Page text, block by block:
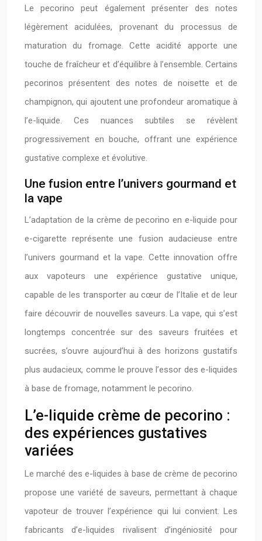
Le pecorino peut également présenter des notes
légèrement acidulées, provenant du processus de
maturation du fromage. Cette acidité apporte une
touche de fraîcheur et d’équilibre à l’ensemble. Certains
pecorinos présentent des notes de noisette et de
champignon, qui ajoutent une profondeur aromatique à
l’e-liquide. Ces nuances subtiles se révèlent
progressivement en bouche, offrant une expérience
gustative complexe et évolutive.
Une fusion entre l’univers gourmand et
la vape
L’adaptation de la crème de pecorino en e-liquide pour
e-cigarette représente une fusion audacieuse entre
l’univers gourmand et la vape. Cette innovation offre
aux vapoteurs une expérience gustative unique,
capable de les transporter au cœur de l’Italie et de leur
faire découvrir de nouvelles saveurs. La vape, qui s’est
longtemps concentrée sur des saveurs fruitées et
sucrées, s’ouvre aujourd’hui à des horizons gustatifs
plus audacieux, comme le prouve l’essor des e-liquides
à base de fromage, notamment le pecorino.
L’e-liquide crème de pecorino :
des expériences gustatives
variées
Le marché des e-liquides à base de crème de pecorino
propose une variété de saveurs, permettant à chaque
vapoteur de trouver l’expérience qui lui convient. Les
fabricants d’e-liquides rivalisent d’ingéniosité pour